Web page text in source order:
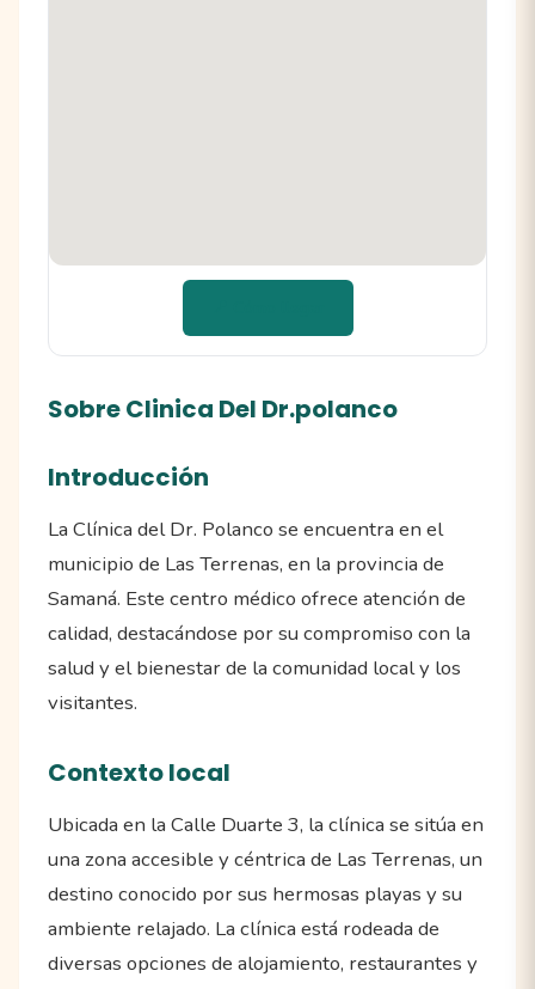
Sobre Clinica Del Dr.polanco
Introducción
La Clínica del Dr. Polanco se encuentra en el
municipio de Las Terrenas, en la provincia de
Samaná. Este centro médico ofrece atención de
calidad, destacándose por su compromiso con la
salud y el bienestar de la comunidad local y los
visitantes.
Contexto local
Ubicada en la Calle Duarte 3, la clínica se sitúa en
una zona accesible y céntrica de Las Terrenas, un
destino conocido por sus hermosas playas y su
ambiente relajado. La clínica está rodeada de
diversas opciones de alojamiento, restaurantes y